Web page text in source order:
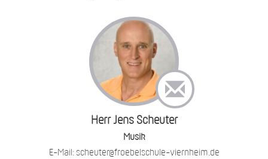
Herr Jens Scheuter
Musik
E-Mail: scheuter@froebelschule-viernheim.de